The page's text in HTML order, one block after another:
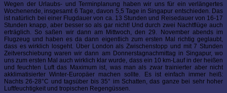
Wegen der Urlaubs- und Terminplanung haben wir uns für ein verlängertes
Wochenende, insgesamt 6 Tage, davon 5,5 Tage in Singapur entschieden. Das
ist natürlich bei einer Flugdauer von ca. 13 Stunden und Reisedauer von 16-17
Stunden knapp, aber besser so als gar nicht! Und durch zwei Nachtflüge auch
erträglich. So saßen wir dann am Mittwoch, den 29. November abends im
Flugzeug und haben es da dann eigentlich zum ersten Mal richtig geglaubt,
dass es wirklich losgeht. Über London als Zwischenstopp und mit 7 Stunden
Zeitverschiebung waren wir dann am Donnerstagnachmittag in Singapur, wo
uns zum ersten Mal auch wirklich klar wurde, dass ein 10 km-Lauf in der heißen
und feuchten Luft das Maximum ist, was man als zwar trainierter aber nicht
akklimatisierter Winter-Europäer machen sollte. Es ist einfach immer heiß:
Nachts 26-28°C und tagsüber bis 35° im Schatten, das ganze bei sehr hoher
Luftfeuchtigkeit und tropischen Regengüssen.